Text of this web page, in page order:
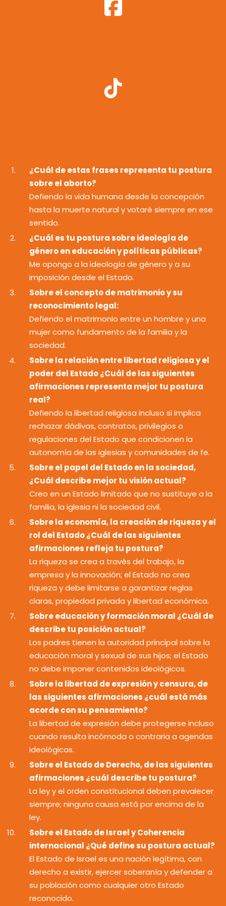
¿Cuál de estas frases representa tu postura
sobre el aborto?
Defiendo la vida humana desde la concepción
hasta la muerte natural y votaré siempre en ese
sentido.
¿Cuál es tu postura sobre ideología de
género en educación y políticas públicas?
Me opongo a la ideología de género y a su
imposición desde el Estado.
Sobre el concepto de matrimonio y su
reconocimiento legal:
Defiendo el matrimonio entre un hombre y una
mujer como fundamento de la familia y la
sociedad.
Sobre la relación entre libertad religiosa y el
poder del Estado ¿Cuál de las siguientes
afirmaciones representa mejor tu postura
real?
Defiendo la libertad religiosa incluso si implica
rechazar dádivas, contratos, privilegios o
regulaciones del Estado que condicionen la
autonomía de las iglesias y comunidades de fe.
Sobre el papel del Estado en la sociedad,
¿Cuál describe mejor tu visión actual?
Creo en un Estado limitado que no sustituye a la
familia, la iglesia ni la sociedad civil.
Sobre la economía, la creación de riqueza y el
rol del Estado ¿Cuál de las siguientes
afirmaciones refleja tu postura?
La riqueza se crea a través del trabajo, la
empresa y la innovación; el Estado no crea
riqueza y debe limitarse a garantizar reglas
claras, propiedad privada y libertad económica.
Sobre educación y formación moral ¿Cuál de
describe tu posición actual?
Los padres tienen la autoridad principal sobre la
educación moral y sexual de sus hijos; el Estado
no debe imponer contenidos ideológicos.
Sobre la libertad de expresión y censura, de
las siguientes afirmaciones ¿cuál está más
acorde con su pensamiento?
La libertad de expresión debe protegerse incluso
cuando resulta incómoda o contraria a agendas
ideológicas.
Sobre el Estado de Derecho, de las siguientes
afirmaciones ¿cuál describe tu postura?
La ley y el orden constitucional deben prevalecer
siempre; ninguna causa está por encima de la
ley.
Sobre el Estado de Israel y Coherencia
internacional ¿Qué define su postura actual?
El Estado de Israel es una nación legítima, con
derecho a existir, ejercer soberanía y defender a
su población como cualquier otro Estado
reconocido.